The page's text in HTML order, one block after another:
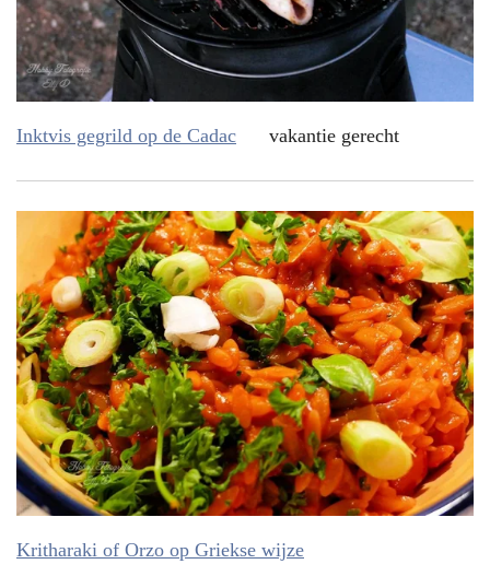
Inktvis gegrild op de Cadac vakantie gerecht
Kritharaki of Orzo op Griekse wijze